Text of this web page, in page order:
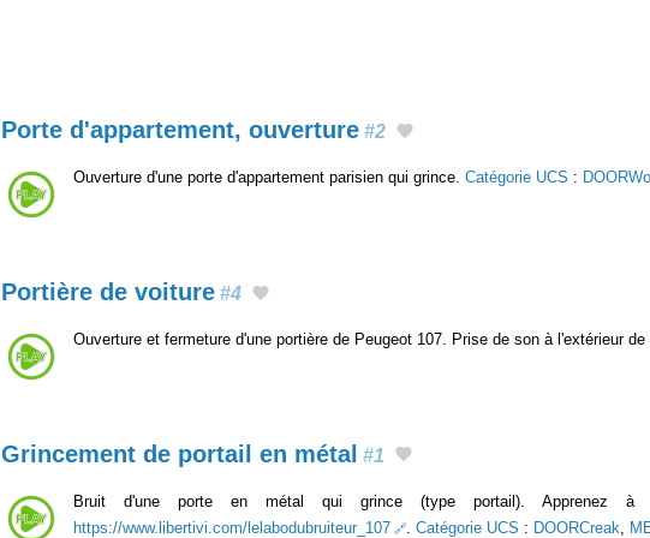
Porte d'appartement, ouverture #2
Ouverture d'une porte d'appartement parisien qui grince. Catégorie UCS :
Portière de voiture #4
Ouverture et fermeture d'une portière de Peugeot 107. Prise de son à l'extérieur de
Grincement de portail en métal #1
Bruit d'une porte en métal qui grince (type portail). Apprenez à
https://www.libertivi.com/lelabodubruiteur_107
. Catégorie UCS : DOORCreak